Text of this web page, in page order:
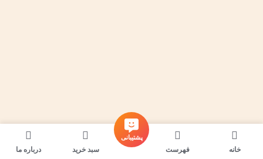
خانه فهرست درباره ما سبد خرید
پشتیبانی